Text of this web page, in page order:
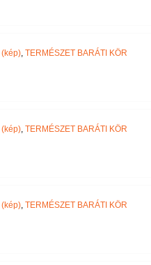
(kép), TERMÉSZET BARÁTI KÖR
(kép), TERMÉSZET BARÁTI KÖR
(kép), TERMÉSZET BARÁTI KÖR